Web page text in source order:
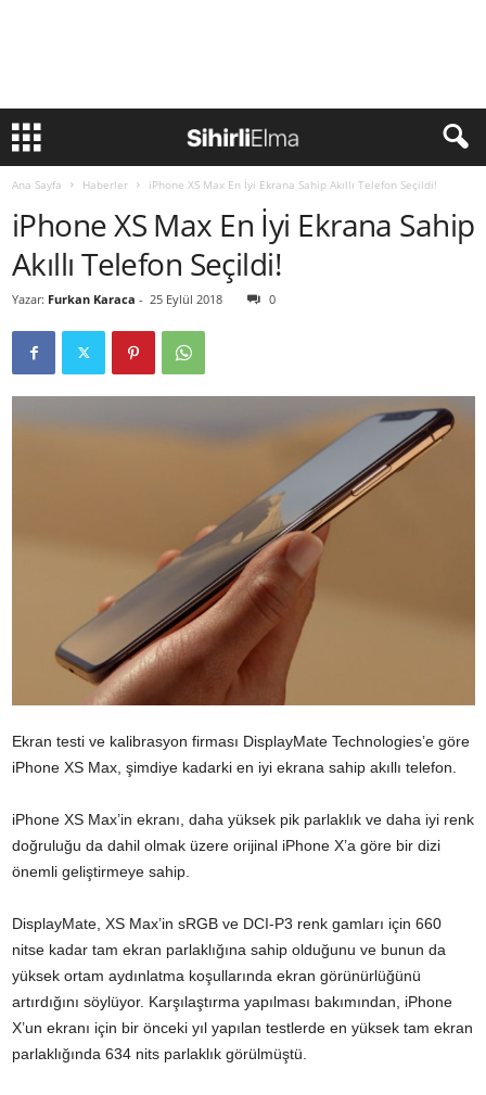
Ana Sayfa Haberler iPhone XS Max En İyi Ekrana Sahip Akıllı Telefon Seçildi!
iPhone XS Max En İyi Ekrana Sahip
Akıllı Telefon Seçildi!
Yazar: Furkan Karaca - 25 Eylül 2018 0
Ekran testi ve kalibrasyon firması DisplayMate Technologies’e göre
iPhone XS Max, şimdiye kadarki en iyi ekrana sahip akıllı telefon.
iPhone XS Max’in ekranı, daha yüksek pik parlaklık ve daha iyi renk
doğruluğu da dahil olmak üzere orijinal iPhone X’a göre bir dizi
önemli geliştirmeye sahip.
DisplayMate, XS Max’in sRGB ve DCI-P3 renk gamları için 660
nitse kadar tam ekran parlaklığına sahip olduğunu ve bunun da
yüksek ortam aydınlatma koşullarında ekran görünürlüğünü
artırdığını söylüyor. Karşılaştırma yapılması bakımından, iPhone
X’un ekranı için bir önceki yıl yapılan testlerde en yüksek tam ekran
parlaklığında 634 nits parlaklık görülmüştü.